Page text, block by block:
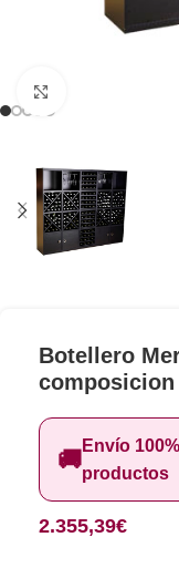
Botellero
composicion
🚚Envío
productos
2.355,39€